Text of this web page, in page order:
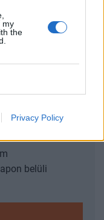
my
the
Privacy Policy
A
belüli